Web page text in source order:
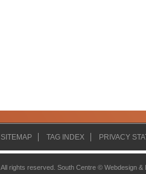
SITEMAP TAG INDEX PRIVACY
All rights reserved. South Centre © Webdesign &